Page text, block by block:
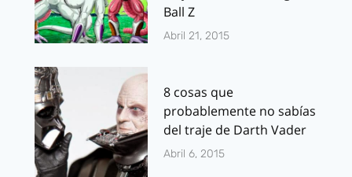
Ball Z
Abril 21, 2015
8 cosas que
probablemente no sabías
del traje de Darth Vader
Abril 6, 2015